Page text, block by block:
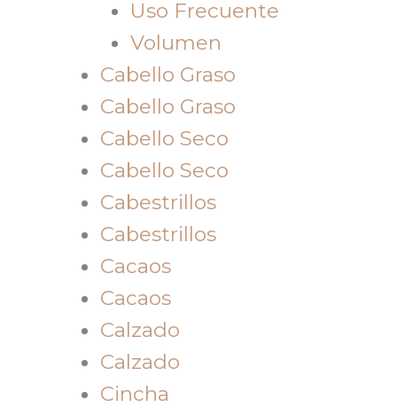
Uso Frecuente
Volumen
Cabello Graso
Cabello Graso
Cabello Seco
Cabello Seco
Cabestrillos
Cabestrillos
Cacaos
Cacaos
Calzado
Calzado
Cincha